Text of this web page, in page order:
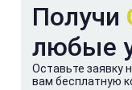
Получи
любые
Оставьте заявку
вам бесплатную